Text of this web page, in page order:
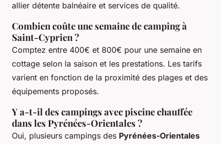
allier détente balnéaire et services de qualité.
Combien coûte une semaine de camping à
Saint-Cyprien ?
Comptez entre 400€ et 800€ pour une semaine en
cottage selon la saison et les prestations. Les tarifs
varient en fonction de la proximité des plages et des
équipements proposés.
Y a-t-il des campings avec piscine chauffée
dans les Pyrénées-Orientales ?
Oui, plusieurs campings des Pyrénées-Orientales